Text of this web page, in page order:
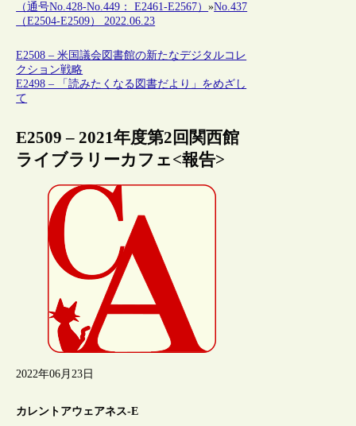
（通号No.428-No.449： E2461-E2567）»No.437
（E2504-E2509） 2022.06.23
E2508 – 米国議会図書館の新たなデジタルコレ
クション戦略
E2498 – 「読みたくなる図書だより」をめざし
て
E2509 – 2021年度第2回関西館
ライブラリーカフェ<報告>
2022年06月23日
カレントアウェアネス-E